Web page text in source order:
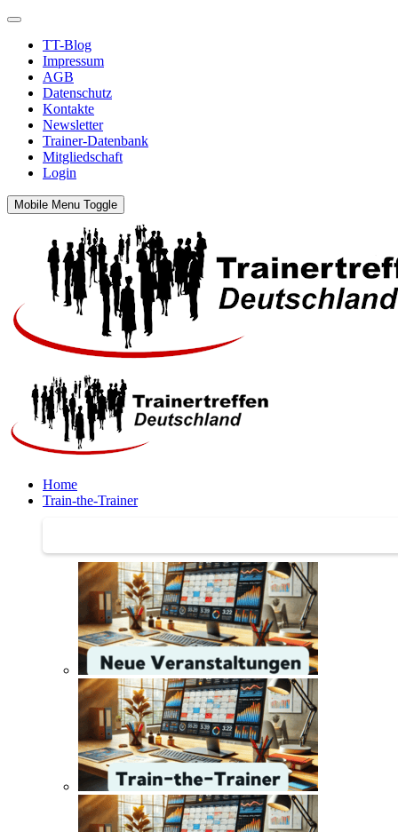
TT-Blog
Impressum
AGB
Datenschutz
Kontakte
Newsletter
Trainer-Datenbank
Mitgliedschaft
Login
Mobile Menu Toggle
Home
Train-the-Trainer